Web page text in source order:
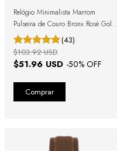
Relógio Minimalista Marrom
Pulseira de Couro Bronx Rosé Gold
40mm
(43)
$51.96 USD -50% OFF
$103.92 USD